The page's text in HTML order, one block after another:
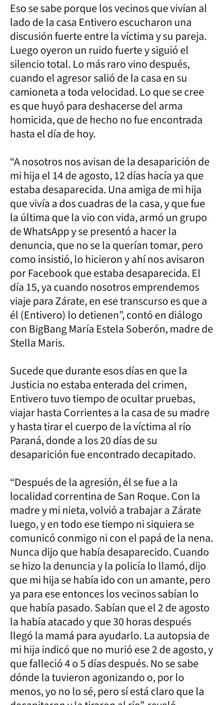
Eso se sabe porque los vecinos que vivían al
lado de la casa Entivero escucharon una
discusión fuerte entre la víctima y su pareja.
Luego oyeron un ruido fuerte y siguió el
silencio total. Lo más raro vino después,
cuando el agresor salió de la casa en su
camioneta a toda velocidad. Lo que se cree
es que huyó para deshacerse del arma
homicida, que de hecho no fue encontrada
hasta el día de hoy.
“A nosotros nos avisan de la desaparición de
mi hija el 14 de agosto, 12 días hacía ya que
estaba desaparecida. Una amiga de mi hija
que vivía a dos cuadras de la casa, y que fue
la última que la vio con vida, armó un grupo
de WhatsApp y se presentó a hacer la
denuncia, que no se la querían tomar, pero
como insistió, lo hicieron y ahí nos avisaron
por Facebook que estaba desaparecida. El
día 15, ya cuando nosotros emprendemos
viaje para Zárate, en ese transcurso es que a
él (Entivero) lo detienen”, contó en diálogo
con BigBang María Estela Soberón, madre de
Stella Maris.
Sucede que durante esos días en que la
Justicia no estaba enterada del crimen,
Entivero tuvo tiempo de ocultar pruebas,
viajar hasta Corrientes a la casa de su madre
y hasta tirar el cuerpo de la víctima al río
Paraná, donde a los 20 días de su
desaparición fue encontrado decapitado.
“Después de la agresión, él se fue a la
localidad correntina de San Roque. Con la
madre y mi nieta, volvió a trabajar a Zárate
luego, y en todo ese tiempo ni siquiera se
comunicó conmigo ni con el papá de la nena.
Nunca dijo que había desaparecido. Cuando
se hizo la denuncia y la policía lo llamó, dijo
que mi hija se había ido con un amante, pero
ya para ese entonces los vecinos sabían lo
que había pasado. Sabían que el 2 de agosto
la había atacado y que 30 horas después
llegó la mamá para ayudarlo. La autopsia de
mi hija indicó que no murió ese 2 de agosto, y
que falleció 4 o 5 días después. No se sabe
dónde la tuvieron agonizando o, por lo
menos, yo no lo sé, pero sí está claro que la